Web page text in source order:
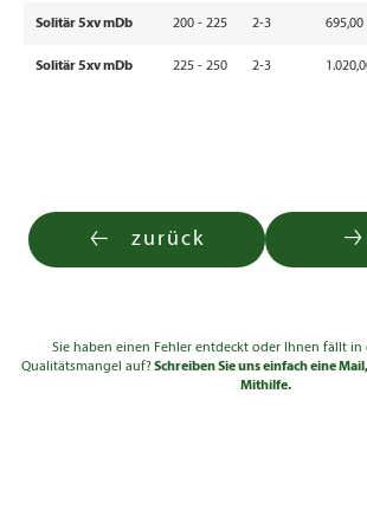
Solitär 5xv mDb 200 - 225 2-3 695,00
Solitär 5xv mDb 225 - 250 2-3
zurück
Sie haben einen Fehler entdeckt oder Ihnen fällt in
Qualitätsmangel auf?Schreiben Sie uns einfach eine
Mithilfe.